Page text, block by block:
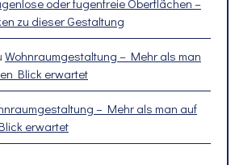
oder fugenfreie Oberflächen –
zu dieser Gestaltung
Wohnraumgestaltung – Mehr als man
Blick erwartet
– Mehr als man auf
erwartet